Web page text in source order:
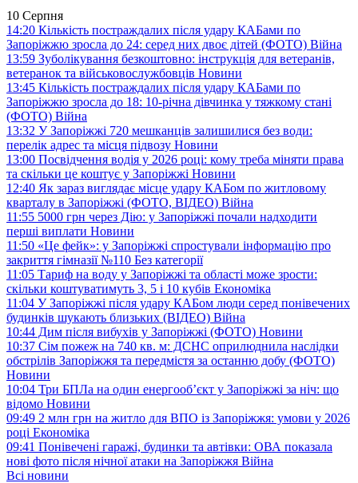
10 Серпня
14:20 Кількість постраждалих після удару КАБами по
Запоріжжю зросла до 24: серед них двоє дітей (ФОТО) Війна
13:59 Зуболікування безкоштовно: інструкція для ветеранів,
ветеранок та військовослужбовців Новини
13:45 Кількість постраждалих після удару КАБами по
Запоріжжю зросла до 18: 10-річна дівчинка у тяжкому стані
(ФОТО) Війна
13:32 У Запоріжжі 720 мешканців залишилися без води:
перелік адрес та місця підвозу Новини
13:00 Посвідчення водія у 2026 році: кому треба міняти права
та скільки це коштує у Запоріжжі Новини
12:40 Як зараз виглядає місце удару КАБом по житловому
кварталу в Запоріжжі (ФОТО, ВІДЕО) Війна
11:55 5000 грн через Дію: у Запоріжжі почали надходити
перші виплати Новини
11:50 «Це фейк»: у Запоріжжі спростували інформацію про
закриття гімназії №110 Без категорії
11:05 Тариф на воду у Запоріжжі та області може зрости:
скільки коштуватимуть 3, 5 і 10 кубів Економіка
11:04 У Запоріжжі після удару КАБом люди серед понівечених
будинків шукають близьких (ВІДЕО) Війна
10:44 Дим після вибухів у Запоріжжі (ФОТО) Новини
10:37 Сім пожеж на 740 кв. м: ДСНС оприлюднила наслідки
обстрілів Запоріжжя та передмістя за останню добу (ФОТО)
Новини
10:04 Три БПЛа на один енергооб’єкт у Запоріжжі за ніч: що
відомо Новини
09:49 2 млн грн на житло для ВПО із Запоріжжя: умови у 2026
році Економіка
09:41 Понівечені гаражі, будинки та автівки: ОВА показала
нові фото після нічної атаки на Запоріжжя Війна
Всі новини